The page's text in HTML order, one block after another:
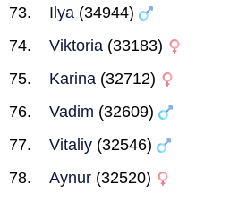
Ilya (34944)
Viktoria (33183)
Karina (32712)
Vadim (32609)
Vitaliy (32546)
Aynur (32520)